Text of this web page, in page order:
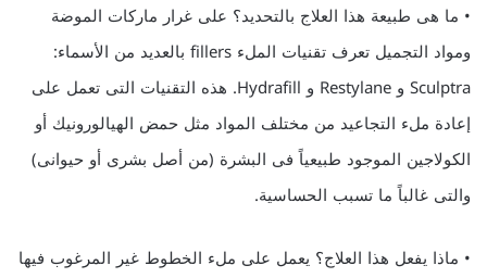
• ما هى طبيعة هذا العلاج بالتحديد؟ على غرار ماركات الموضة
ومواد التجميل تعرف تقنيات الملء fillers بالعديد من الأسماء:
Sculptra و Restylane و Hydrafill. هذه التقنيات التى تعمل على
إعادة ملء التجاعيد من مختلف المواد مثل حمض الهيالورونيك أو
الكولاجين الموجود طبيعياً فى البشرة (من أصل بشرى أو حيوانى)
والتى غالباً ما تسبب الحساسية.
• ماذا يفعل هذا العلاج؟ يعمل على ملء الخطوط غير المرغوب فيها